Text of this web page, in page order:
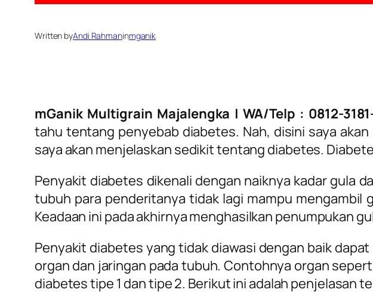
Written byAndi Rahmaninmganik
mGanik Multigrain Majalengka | WA/Telp : 0812-
tahu tentang penyebab diabetes. Nah, disini saya
saya akan menjelaskan sedikit tentang diabetes. D
Penyakit diabetes dikenali dengan naiknya kadar gula
tubuh para penderitanya tidak lagi mampu mengambil
Keadaan ini pada akhirnya menghasilkan penumpukan
Penyakit diabetes yang tidak diawasi dengan baik
organ dan jaringan pada tubuh. Contohnya organ
diabetes tipe 1 dan tipe 2. Berikut ini adalah penjelasan